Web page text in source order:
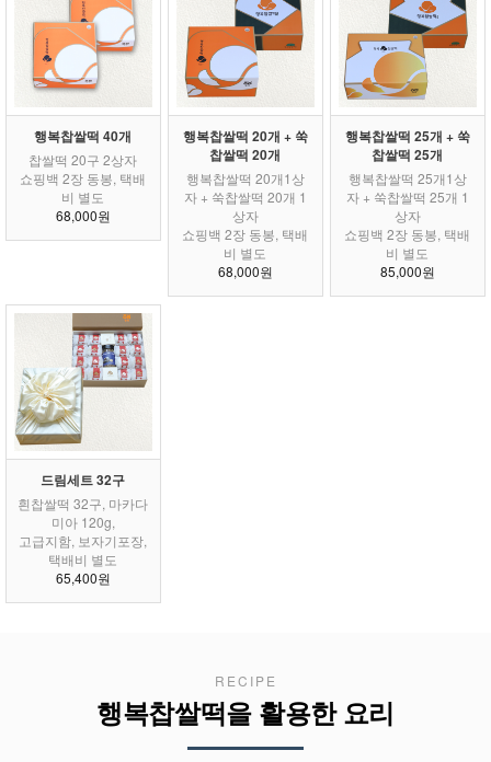
행복찹쌀떡 40개
찹쌀떡 20구 2상자
쇼핑백 2장 동봉, 택배
비 별도
68,000원
행복찹쌀떡 20개 + 쑥
찹쌀떡 20개
행복찹쌀떡 20개1상
자 + 쑥찹쌀떡 20개 1
상자
쇼핑백 2장 동봉, 택배
비 별도
68,000원
행복찹쌀떡 25개 + 쑥
찹쌀떡 25개
행복찹쌀떡 25개1상
자 + 쑥찹쌀떡 25개 1
상자
쇼핑백 2장 동봉, 택배
비 별도
85,000원
드림세트 32구
흰찹쌀떡 32구, 마카다
미아 120g,
고급지함, 보자기포장,
택배비 별도
65,400원
RECIPE
행복찹쌀떡을 활용한 요리